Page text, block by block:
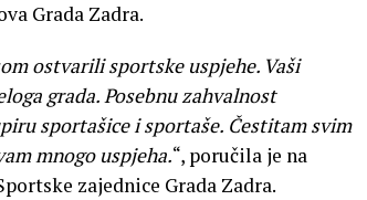
Grada Zadra.
ostvarili sportske uspjehe. Vaši
grada. Posebnu zahvalnost
sportašice i sportaše. Čestitam svim
mnogo uspjeha.“, poručila je na
zajednice Grada Zadra.